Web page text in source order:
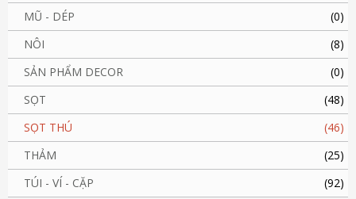
MŨ - DÉP
(0)
NÔI
(8)
SẢN PHẨM DECOR
(0)
SỌT
(48)
SỌT THÚ
(46)
THẢM
(25)
TÚI - VÍ - CẶP
(92)